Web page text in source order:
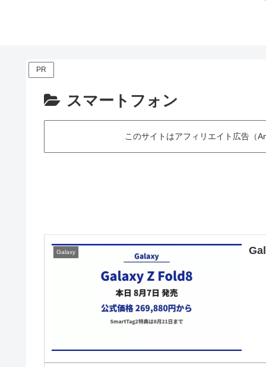
PR
スマートフォン
このサイトはアフィリエイト広告（
Galaxy